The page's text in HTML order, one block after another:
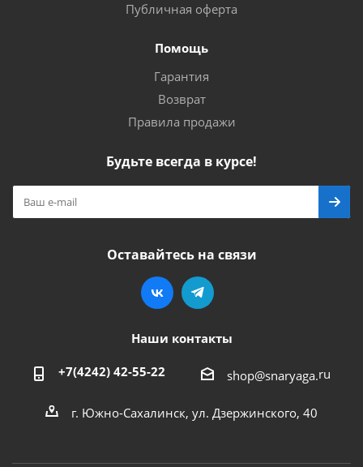
Публичная оферта
Помощь
Гарантия
Возврат
Правила продажи
Будьте всегда в курсе!
Оставайтесь на связи
Наши контакты
+7(4242) 42-55-22 shop@snaryaga.ru
г. Южно-Сахалинск, ул. Дзержинского, 40